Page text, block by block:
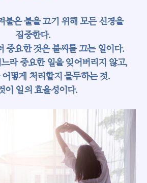
붙은 불을 끄기 위해 모든 신경을
집중한다.
중요한 것은 불씨를 끄는 일이다.
라 중요한 일을 잊어버리지 않고,
떻게 처리할지 몰두하는 것.
이 일의 효율성이다.